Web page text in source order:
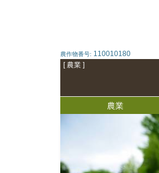
農作物番号: 110010180
[ 農業 ]
農業